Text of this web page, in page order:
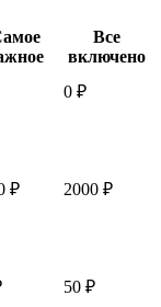
Все
включено
0 ₽
₽ 2000 ₽
50 ₽